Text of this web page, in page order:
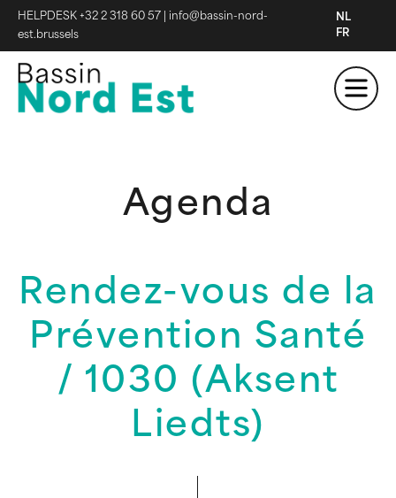
HELPDESK +32 2 318 60 57
info@bassin-nord-
est.brussels
NL
FR
Agenda
Rendez-vous de la
Prévention Santé
/ 1030 (Aksent
Liedts)